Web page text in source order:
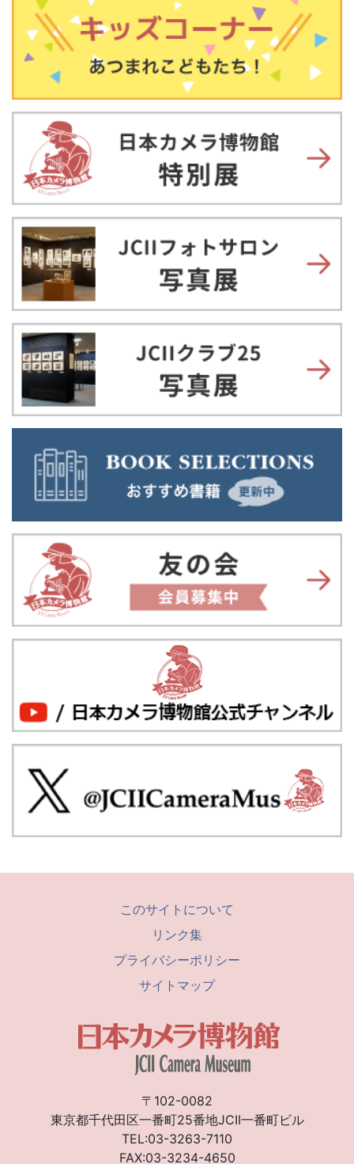
このサイトについて
リンク集
プライバシーポリシー
サイトマップ
〒102-0082
東京都千代田区一番町25番地JCII一番町ビル
TEL:03-3263-7110
FAX:03-3234-4650